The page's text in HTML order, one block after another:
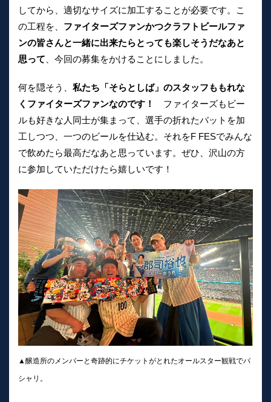
してから、適切なサイズに加工することが必要です。こ
の工程を、 ファイターズファンかつクラフトビールファ
ンの皆さんと一緒に出来たらとっても楽しそうだなあと
思って 、今回の募集をかけることにしました。
何を隠そう、 私たち「そらとしば」のスタッフももれな
くファイターズファンなのです！
ファイターズもビー
ルも好きな人同士が集まって、選手の折れたバットを加
工しつつ、一つのビールを仕込む。それをF FESでみんな
で飲めたら最高だなあと思っています。ぜひ、沢山の方
に参加していただけたら嬉しいです！
▲醸造所のメンバーと奇跡的にチケットがとれたオールスター観戦でパ
シャリ。